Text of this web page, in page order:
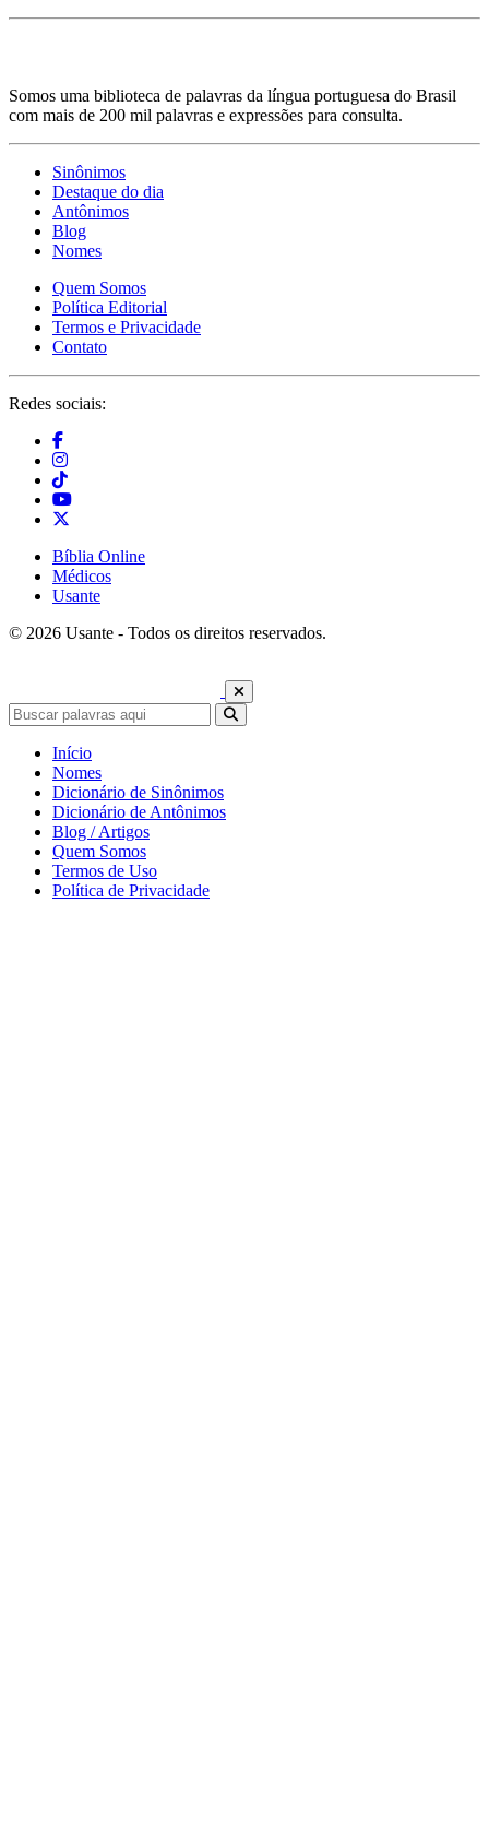
Somos uma biblioteca de palavras da língua portuguesa do Brasil
com mais de 200 mil palavras e expressões para consulta.
Sinônimos
Destaque do dia
Antônimos
Blog
Nomes
Quem Somos
Política Editorial
Termos e Privacidade
Contato
Redes sociais:
Bíblia Online
Médicos
Usante
© 2026 Usante - Todos os direitos reservados.
Início
Nomes
Dicionário de Sinônimos
Dicionário de Antônimos
Blog / Artigos
Quem Somos
Termos de Uso
Política de Privacidade